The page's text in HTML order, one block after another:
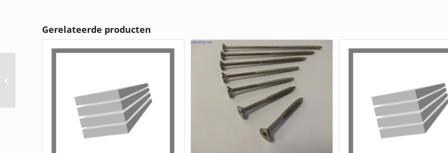
Gerelateerde producten